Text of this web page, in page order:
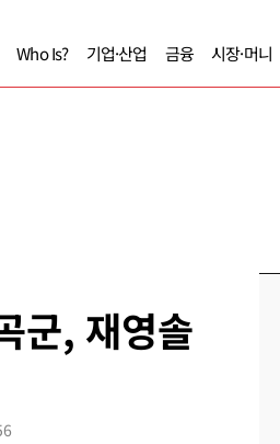
Who Is? 기업·산업 금융 시장·머니
군, 재영솔